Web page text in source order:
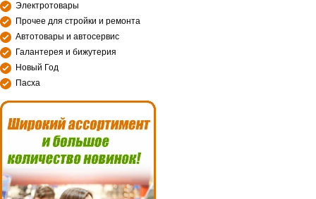
Электротовары
Прочее для стройки и ремонта
Автотовары и автосервис
Галантерея и бижутерия
Новый Год
Пасха